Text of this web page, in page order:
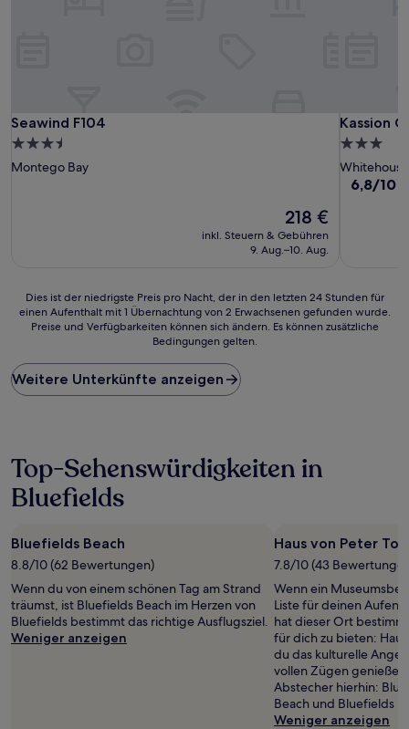
Seawind F104
Seawind F104
3.5-
Sterne-
Montego Bay
Der
Preis
beträgt
218 €
inkl. Steuern & Gebühren
9. Aug.–10. Aug.
Kassion
Kassion
3.0-
Sterne-
Whitehouse
6.8
6,8/10
Dies
ist
Preis
pro
Nacht,
letzten
24 Stunden
für
einen
mit
1 Übernachtung
2 Erwachsenen
gefunden
wurde.
Preise
Dies ist der niedrigste Preis pro Nacht, der in den letzten 24 Stunden für
einen Aufenthalt mit 1 Übernachtung von 2 Erwachsenen gefunden wurde.
Preise und Verfügbarkeiten können sich ändern. Es können zusätzliche
Bedingungen gelten.
Weitere Unterkünfte anzeigen
Top-Sehenswürdigkeiten in
Bluefields
Bluefields Beach
8.8/10 (62 Bewertungen)
Wenn du von einem schönen Tag am Strand
träumst, ist Bluefields Beach im Herzen von
Bluefields bestimmt das richtige Ausflugsziel.
Weniger anzeigen
Haus von Peter
7.8/10 (43
Wenn ein
Liste für deinen
hat dieser Ort
für dich zu bieten:
du das kulturelle
vollen Zügen
Abstecher hierhin:
Beach und Bluefields
Weniger anzeigen